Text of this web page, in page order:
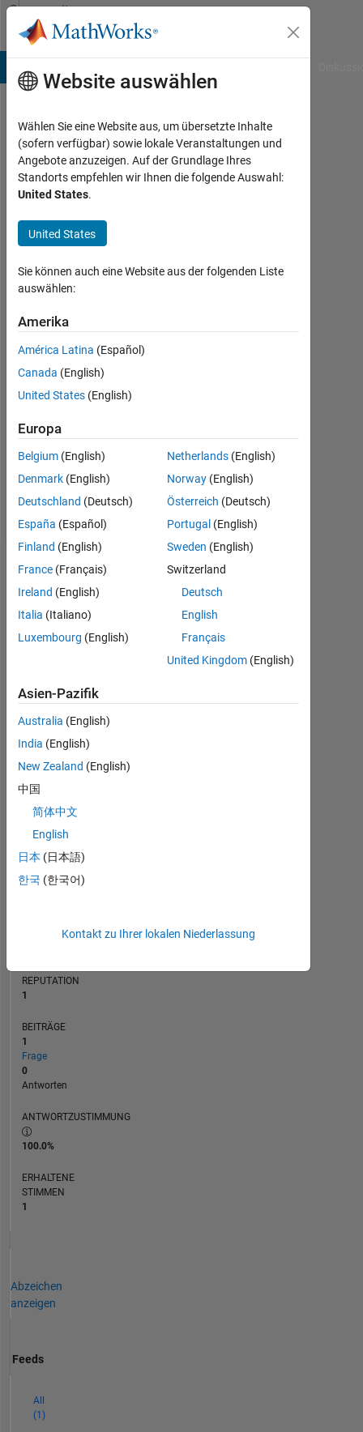
Weiter zum Inhalt
Community
Profile
ignacio
Last
seen:
mehr
als 5
Jahre
|
Aktiv
2015
Followers:
0
Nachricht
Dashboard
Statistik
MATLAB Answers
BEITRÄGE L
0
1
REPUTATION
1
BEITRÄGE
1
Frage
0
Antworten
ANTWORTZUSTIMMUNG
100.0%
ERHALTENE
STIMMEN
1
Abzeichen
anzeigen
Feeds
All
(1)
Website auswählen
Wählen Sie eine Website aus, um übersetzte Inhalte
(sofern verfügbar) sowie lokale Veranstaltungen und
Angebote anzuzeigen. Auf der Grundlage Ihres
Standorts empfehlen wir Ihnen die folgende Auswahl:
United States.
United States
Sie können auch eine Website aus der folgenden Liste
auswählen:
Amerika
América Latina (Español)
Canada (English)
United States (English)
Europa
Belgium (English)
Denmark (English)
Deutschland (Deutsch)
España (Español)
Finland (English)
France (Français)
Ireland (English)
Italia (Italiano)
Luxembourg (English)
Netherlands (English)
Norway (English)
Österreich (Deutsch)
Portugal (English)
Sweden (English)
Switzerland
Deutsch
English
Français
United Kingdom (English)
Asien-Pazifik
Australia (English)
India (English)
New Zealand (English)
中国
简体中文
English
日本 (日本語)
한국 (한국어)
Kontakt zu Ihrer lokalen Niederlassung